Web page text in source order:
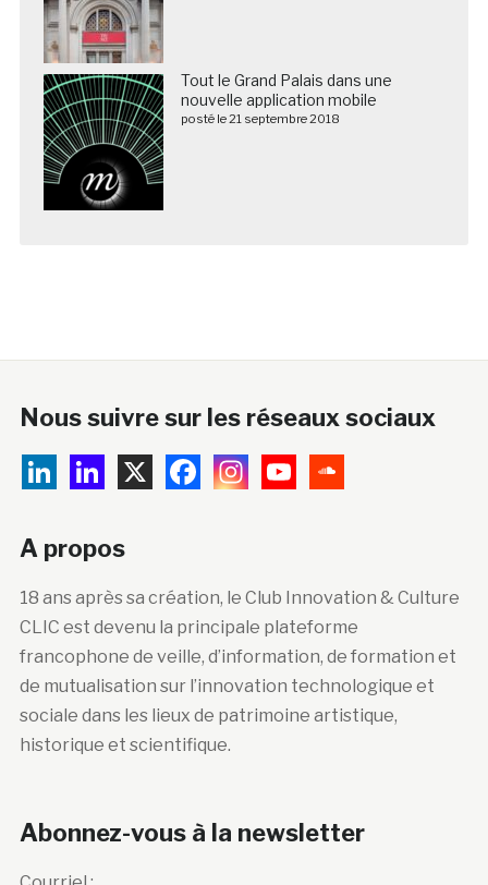
Tout le Grand Palais dans une
nouvelle application mobile
posté le 21 septembre 2018
Nous suivre sur les réseaux sociaux
A propos
18 ans après sa création, le Club Innovation & Culture
CLIC est devenu la principale plateforme
francophone de veille, d’information, de formation et
de mutualisation sur l’innovation technologique et
sociale dans les lieux de patrimoine artistique,
historique et scientifique.
Abonnez-vous à la newsletter